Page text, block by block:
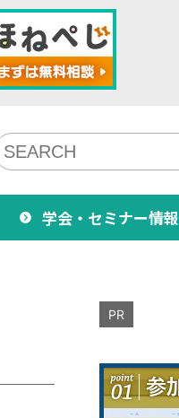
学会・セミナー情報
PR